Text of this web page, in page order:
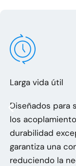
Larga vida útil
Diseñados para
los
durabilidad
garantiza una
reduciendo la